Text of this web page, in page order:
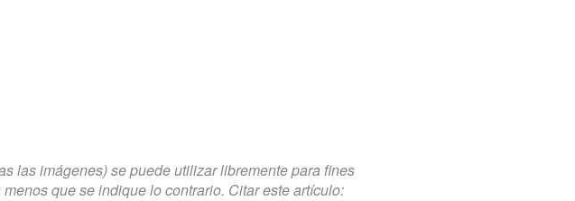
las imágenes) se puede utilizar libremente para fines
que se indique lo contrario. Citar este artículo: